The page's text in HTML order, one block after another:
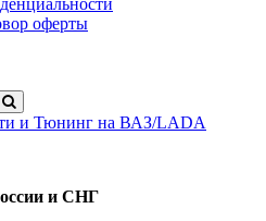
оферты
и СНГ